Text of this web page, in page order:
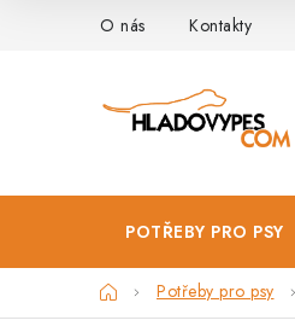
O nás Kontakty
POTŘEBY PRO PSY
DomůPotřeby pro psy